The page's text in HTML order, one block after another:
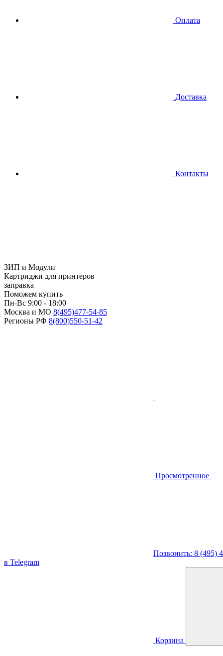
Оплата
Доставка
Контакты
ЗИП и Модули
Картриджи для принтеров
заправка
Поможем купить
Пн-Вс 9:00 - 18:00
Москва и МО 8(495)477-54-85
Регионы РФ 8(800)550-51-42
Просмотренное
Позвонить: 8 (495)
в Telegram
Корзина